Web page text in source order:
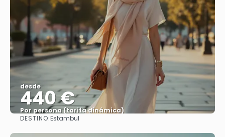
desde
440 €
Por persona (tarifa dinámica)
DESTINO:Estambul